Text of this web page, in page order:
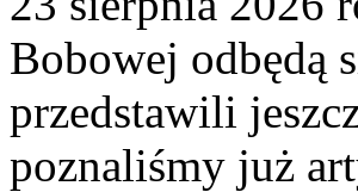
Bobowej odbędą
przedstawili
poznaliśmy już